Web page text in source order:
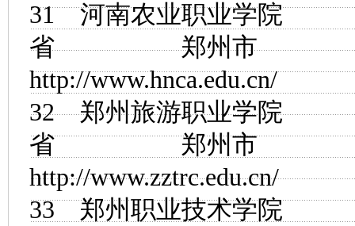
31河南农业职业学院
省 郑州市
http://www.hnca.edu.cn/
32郑州旅游职业学院
省 郑州市
http://www.zztrc.edu.cn/
33郑州职业技术学院